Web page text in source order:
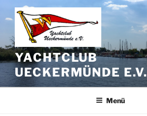
Zum
Inhalt
springen
YACHTCLUB
UECKERMÜNDE E.V.
Menü